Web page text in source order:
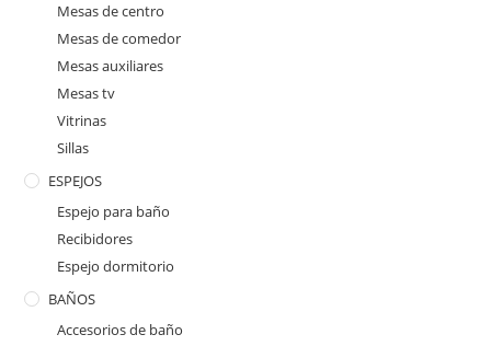
Mesas de centro
Mesas de comedor
Mesas auxiliares
Mesas tv
Vitrinas
Sillas
ESPEJOS
Espejo para baño
Recibidores
Espejo dormitorio
BAÑOS
Accesorios de baño